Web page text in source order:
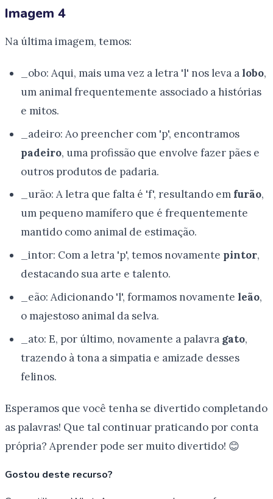
Imagem 4
Na última imagem, temos:
_obo: Aqui, mais uma vez a letra 'l' nos leva a lobo,
um animal frequentemente associado a histórias
e mitos.
_adeiro: Ao preencher com 'p', encontramos
padeiro, uma profissão que envolve fazer pães e
outros produtos de padaria.
_urão: A letra que falta é 'f', resultando em furão,
um pequeno mamífero que é frequentemente
mantido como animal de estimação.
_intor: Com a letra 'p', temos novamente pintor,
destacando sua arte e talento.
_eão: Adicionando 'l', formamos novamente leão,
o majestoso animal da selva.
_ato: E, por último, novamente a palavra gato,
trazendo à tona a simpatia e amizade desses
felinos.
Esperamos que você tenha se divertido completando
as palavras! Que tal continuar praticando por conta
própria? Aprender pode ser muito divertido! 😊
Gostou deste recurso?